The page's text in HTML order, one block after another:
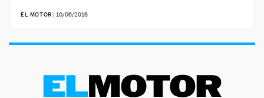
EL MOTOR | 10/06/2016